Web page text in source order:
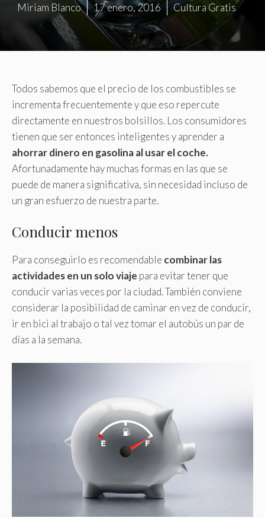
Miriam Blanco 17 enero, 2016 Cultura Gratis
Todos sabemos que el precio de los combustibles se
incrementa frecuentemente y que eso repercute
directamente en nuestros bolsillos. Los consumidores
tienen que ser entonces inteligentes y aprender a
ahorrar dinero en gasolina al usar el coche.
Afortunadamente hay muchas formas en las que se
puede de manera significativa, sin necesidad incluso de
un gran esfuerzo de nuestra parte.
Conducir menos
Para conseguirlo es recomendable combinar las
actividades en un solo viaje para evitar tener que
conducir varias veces por la ciudad. También conviene
considerar la posibilidad de caminar en vez de conducir,
ir en bici al trabajo o tal vez tomar el autobús un par de
días a la semana.